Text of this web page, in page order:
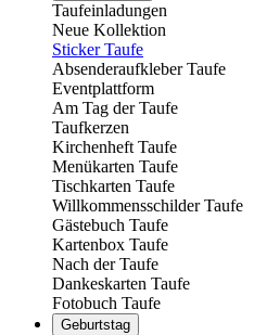
Taufeinladungen
Neue Kollektion
Sticker Taufe
Absenderaufkleber Taufe
Eventplattform
Am Tag der Taufe
Taufkerzen
Kirchenheft Taufe
Menükarten Taufe
Tischkarten Taufe
Willkommensschilder Taufe
Gästebuch Taufe
Kartenbox Taufe
Nach der Taufe
Dankeskarten Taufe
Fotobuch Taufe
Geburtstag